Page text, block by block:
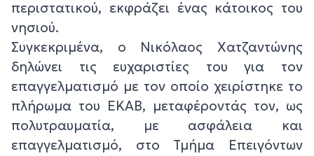
περιστατικού, εκφράζει ένας κάτοικος του
νησιού.
Συγκεκριμένα, ο Νικόλαος Χατζαντώνης
δηλώνει τις ευχαριστίες του για τον
επαγγελματισμό με τον οποίο χειρίστηκε το
πλήρωμα του ΕΚΑΒ, μεταφέροντάς τον, ως
πολυτραυματία, με ασφάλεια και
επαγγελματισμό, στο Τμήμα Επειγόντων